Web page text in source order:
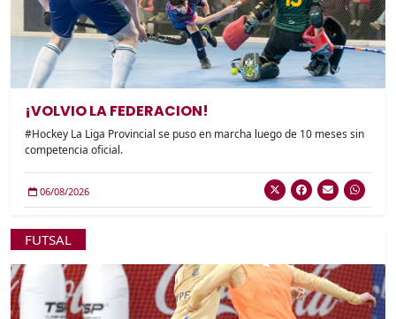
¡VOLVIO LA FEDERACION!
#Hockey La Liga Provincial se puso en marcha luego de 10 meses sin
competencia oficial.
06/08/2026
FUTSAL